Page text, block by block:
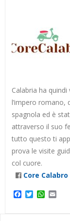
Calabria ha
l’impero romano,
spagnola ed è
attraverso il suo
tutto questo ti
prova le visite
col cuore.
Core Calabro
Facebook
TwitterEmail